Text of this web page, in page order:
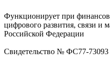
Функционирует при
цифрового развития, связи и
Российской Федерации
Свидетельство № ФС77-73093